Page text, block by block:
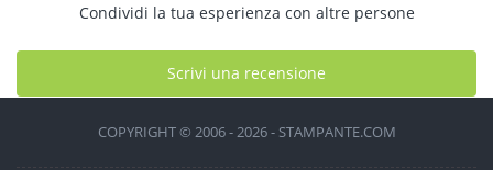
Condividi la tua esperienza con altre persone
Scrivi una recensione
COPYRIGHT © 2006 - 2026 - STAMPANTE.COM